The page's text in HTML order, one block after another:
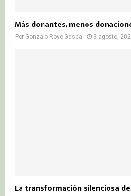
Más donantes, menos
Por Gonzalo Royo Gasca 3 agosto,
La transformación silenciosa